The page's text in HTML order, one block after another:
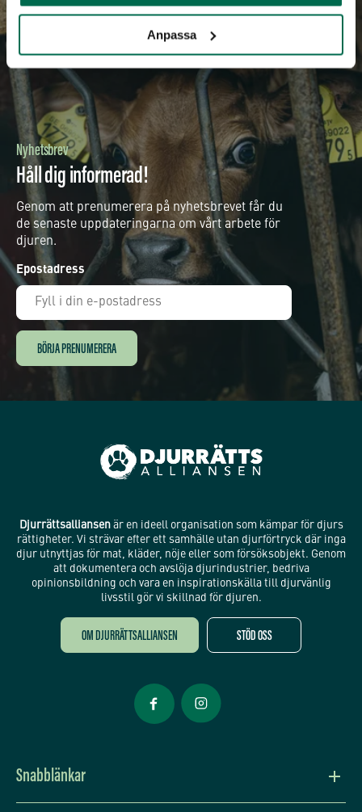
Anpassa
Nyhetsbrev
Håll dig informerad!
Genom att prenumerera på nyhetsbrevet får du
de senaste uppdateringarna om vårt arbete för
djuren.
Epostadress
Djurrättsalliansenär en ideell organisation som kämpar för djurs
rättigheter. Vi strävar efter ett samhälle utan djurförtryck där inga
djur utnyttjas för mat, kläder, nöje eller som försöksobjekt. Genom
att dokumentera och avslöja djurindustrier, bedriva
opinionsbildning och vara en inspirationskälla till djurvänlig
livsstil gör vi skillnad för djuren.
OM DJURRÄTTSALLIANSEN STÖD OSS
Öppnas i nytt fönster
Snabblänkar